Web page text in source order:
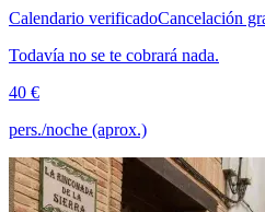
Calendario verificadoCancelación
Todavía no se te cobrará nada.
40 €
pers./noche (aprox.)